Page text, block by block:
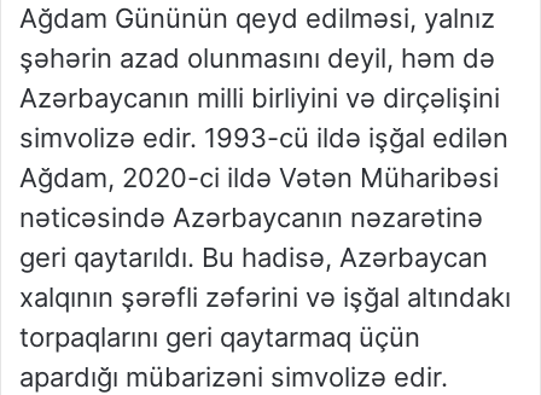
Ağdam Gününün qeyd edilməsi, yalnız
şəhərin azad olunmasını deyil, həm də
Azərbaycanın milli birliyini və dirçəlişini
simvolizə edir. 1993-cü ildə işğal edilən
Ağdam, 2020-ci ildə Vətən Müharibəsi
nəticəsində Azərbaycanın nəzarətinə
geri qaytarıldı. Bu hadisə, Azərbaycan
xalqının şərəfli zəfərini və işğal altındakı
torpaqlarını geri qaytarmaq üçün
apardığı mübarizəni simvolizə edir.